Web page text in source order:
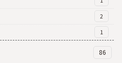
2
1
86